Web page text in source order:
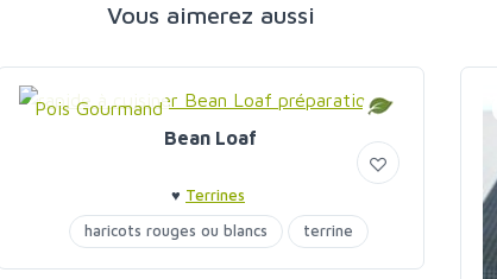
Vous aimerez aussi
Pois Gourmand
Bean Loaf
♥ Terrines
haricots rouges ou blancs
terrine